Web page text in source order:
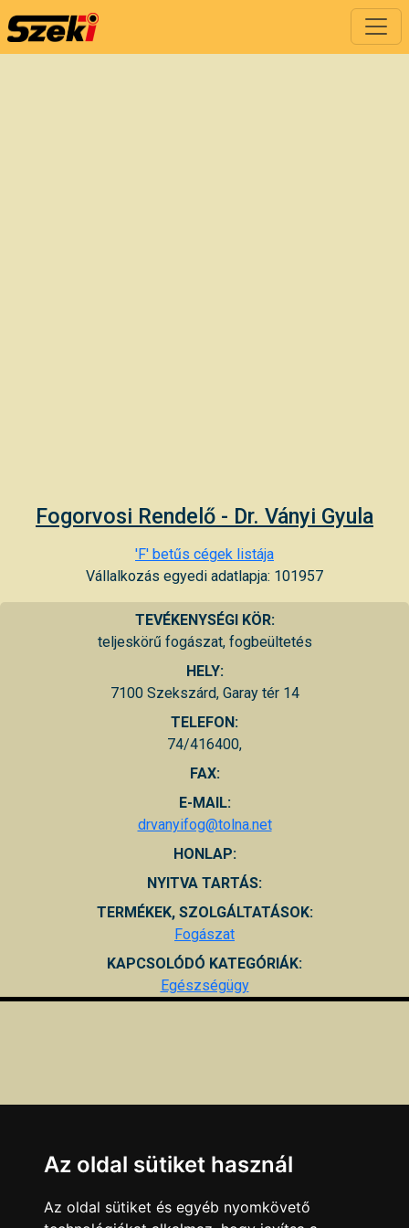
Fogorvosi Rendelő - Dr. Ványi Gyula
'F' betűs cégek listája
Vállalkozás egyedi adatlapja: 101957
TEVÉKENYSÉGI KÖR:
teljeskörű fogászat, fogbeültetés
HELY:
7100 Szekszárd, Garay tér 14
TELEFON:
74/416400,
FAX:
E-MAIL:
drvanyifog@tolna.net
HONLAP:
NYITVA TARTÁS:
TERMÉKEK, SZOLGÁLTATÁSOK:
Fogászat
KAPCSOLÓDÓ KATEGÓRIÁK:
Egészségügy
Az oldal sütiket használ
Az oldal sütiket és egyéb nyomkövető